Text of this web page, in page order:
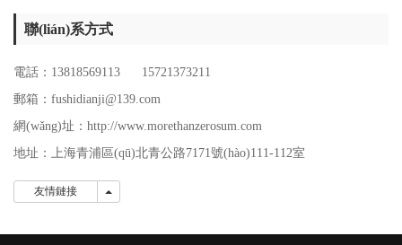
聯(lián)系方式
電話：13818569113 15721373211
郵箱：fushidianji@139.com
網(wǎng)址：http://www.morethanzerosum.com
地址：
上海青浦區(qū)北青公路7171號(hào)111-112室
友情鏈接